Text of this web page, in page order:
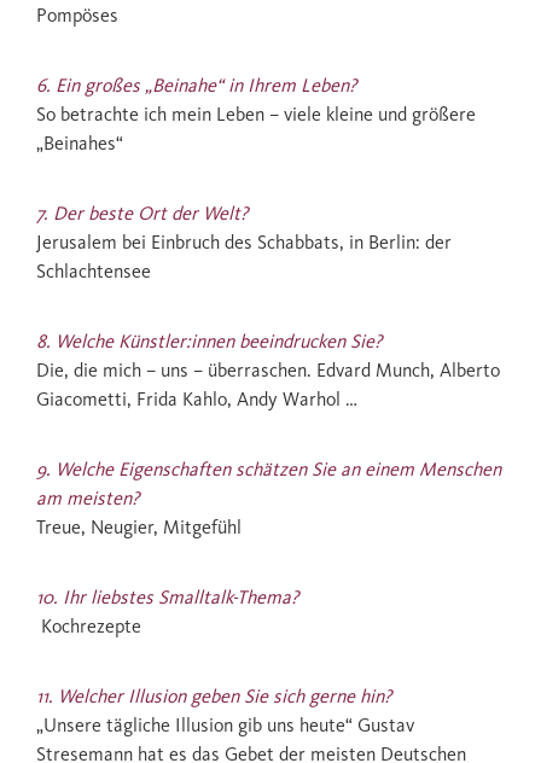
Pompöses
6. Ein großes „Beinahe“ in Ihrem Leben?
So betrachte ich mein Leben – viele kleine und größere
„Beinahes“
7. Der beste Ort der Welt?
Jerusalem bei Einbruch des Schabbats, in Berlin: der
Schlachtensee
8. Welche Künstler:innen beeindrucken Sie?
Die, die mich – uns – überraschen. Edvard Munch, Alberto
Giacometti, Frida Kahlo, Andy Warhol …
9. Welche Eigenschaften schätzen Sie an einem Menschen
am meisten?
Treue, Neugier, Mitgefühl
10. Ihr liebstes Smalltalk-Thema?
Kochrezepte
11. Welcher Illusion geben Sie sich gerne hin?
„Unsere tägliche Illusion gib uns heute“ Gustav
Stresemann hat es das Gebet der meisten Deutschen